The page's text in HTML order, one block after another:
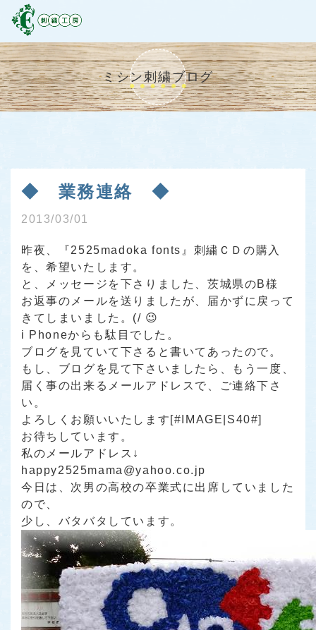
ミシン刺繍ブログ
◆ 業務連絡 ◆
2013/03/01
昨夜、『2525madoka fonts』刺繍ＣＤの購入
を、希望いたします。
と、メッセージを下さりました、茨城県のB様
お返事のメールを送りましたが、届かずに戻って
きてしまいました。(/ 😉
i Phoneからも駄目でした。
ブログを見ていて下さると書いてあったので。
もし、ブログを見て下さいましたら、もう一度、
届く事の出来るメールアドレスで、ご連絡下さ
い。
よろしくお願いいたします[#IMAGE|S40#]
お待ちしています。
私のメールアドレス↓
happy2525mama@yahoo.co.jp
今日は、次男の高校の卒業式に出席していました
ので、
少し、バタバタしています。